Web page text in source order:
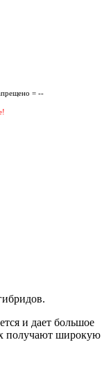
= --
и дает большое
получают широкую